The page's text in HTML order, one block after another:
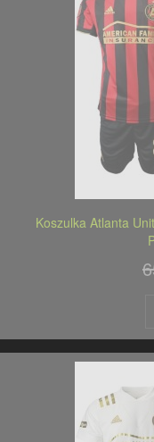
Koszulka Atlanta